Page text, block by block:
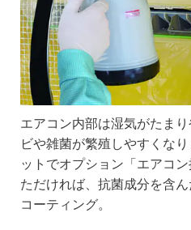
エアコン内部は湿気がたま
ビや雑菌が繁殖しやすくな
ットでオプション「エアコ
ただければ、抗菌成分を含
コーティング。